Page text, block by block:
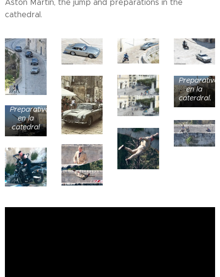
Aston Martin, the jump and preparations in the
cathedral.
en la
caterdral.
Preparativos
en la
catedral